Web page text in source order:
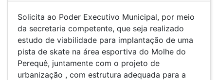
Solicita ao Poder Executivo Municipal, por meio
da secretaria competente, que seja realizado
estudo de viabilidade para implantação de uma
pista de skate na área esportiva do Molhe do
Perequê, juntamente com o projeto de
urbanização , com estrutura adequada para a